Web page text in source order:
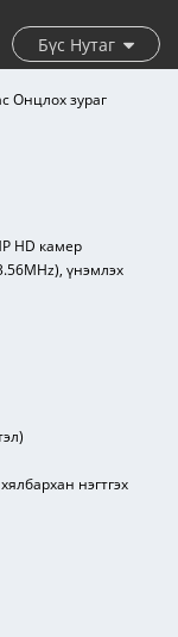
Бүс Нутаг
HD камер
үнэмлэх
нэгтгэх